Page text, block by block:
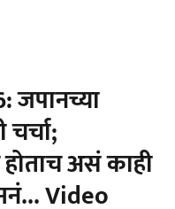
जपानच्या
असं काही
Video